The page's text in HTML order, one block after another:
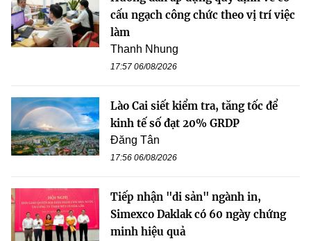
cấu ngạch công chức theo vị trí việc
làm
Thanh Nhung
17:57 06/08/2026
Lào Cai siết kiểm tra, tăng tốc để
kinh tế số đạt 20% GRDP
Đăng Tân
17:56 06/08/2026
Tiếp nhận "di sản" ngành in,
Simexco Daklak có 60 ngày chứng
minh hiệu quả